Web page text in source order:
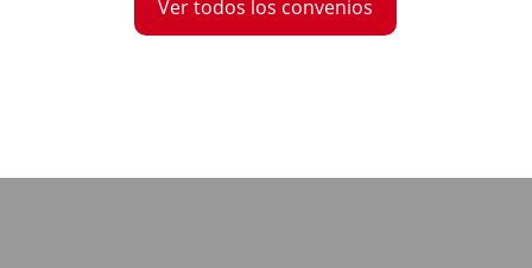
Ver todos los convenios